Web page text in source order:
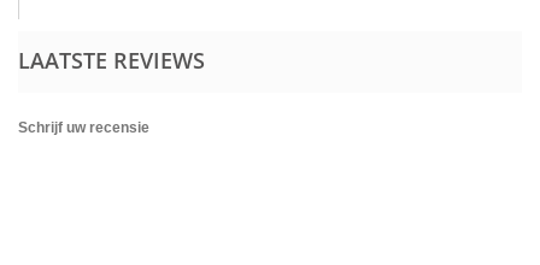
LAATSTE REVIEWS
Schrijf uw recensie